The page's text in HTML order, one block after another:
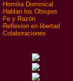
· Homilia Dominical
· Hablan los Obispos
· Fe y Razón
· Reflexion en libertad
·Colaboraciones